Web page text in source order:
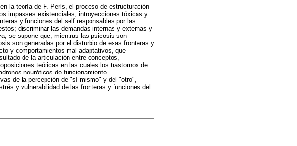
la teoría de F. Perls, el proceso de estructuración
impasses existenciales, introyecciones tóxicas y
y funciones del self responsables por las
discriminar las demandas internas y externas y
se supone que, mientras las psicosis son
son generadas por el disturbio de esas fronteras y
y comportamientos mal adaptativos, que
de la articulación entre conceptos,
teóricas en las cuales los trastornos de
neuróticos de funcionamiento
de la percepción de "sí mismo" y del "otro",
y vulnerabilidad de las fronteras y funciones del